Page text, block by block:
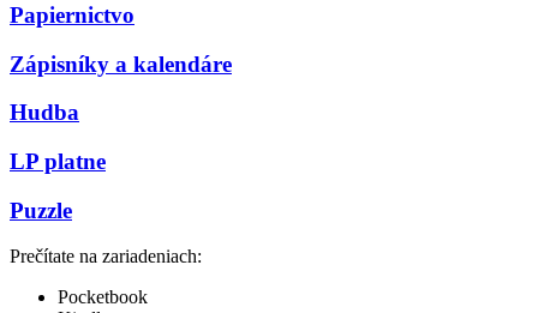
Papiernictvo
Zápisníky a kalendáre
Hudba
LP platne
Puzzle
Prečítate na zariadeniach:
Pocketbook